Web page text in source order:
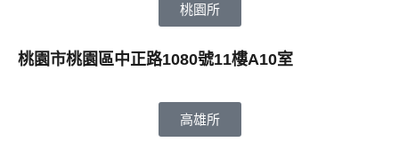
桃園所
桃園市桃園區中正路1080號11樓A10室
高雄所